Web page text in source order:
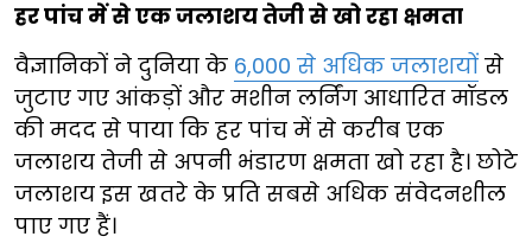
हर पांच में से एक जलाशय तेजी से खो रहा क्षमता
वैज्ञानिकों ने दुनिया के 6,000 से अधिक जलाशयों से
जुटाए गए आंकड़ों और मशीन लर्निंग आधारित मॉडल
की मदद से पाया कि हर पांच में से करीब एक
जलाशय तेजी से अपनी भंडारण क्षमता खो रहा है। छोटे
जलाशय इस खतरे के प्रति सबसे अधिक संवेदनशील
पाए गए हैं।